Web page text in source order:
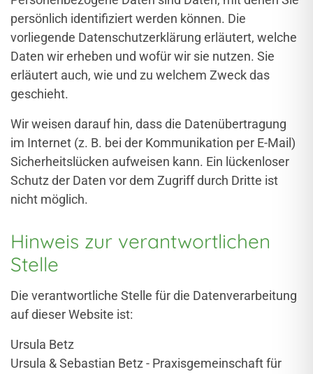
persönlich identifiziert werden können. Die
vorliegende Datenschutzerklärung erläutert, welche
Daten wir erheben und wofür wir sie nutzen. Sie
erläutert auch, wie und zu welchem Zweck das
geschieht.
Wir weisen darauf hin, dass die Datenübertragung
im Internet (z. B. bei der Kommunikation per E-Mail)
Sicherheitslücken aufweisen kann. Ein lückenloser
Schutz der Daten vor dem Zugriff durch Dritte ist
nicht möglich.
Hinweis zur verantwortlichen
Stelle
Die verantwortliche Stelle für die Datenverarbeitung
auf dieser Website ist:
Ursula Betz
Ursula & Sebastian Betz - Praxisgemeinschaft für